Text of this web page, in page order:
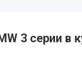
3 серии в